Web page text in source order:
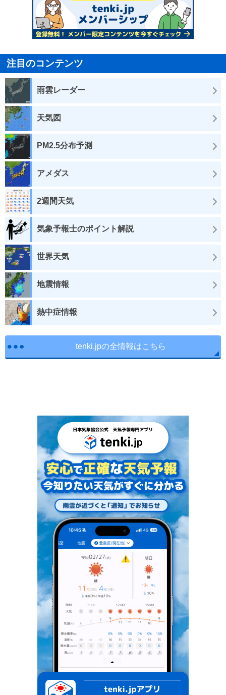
注目のコンテンツ
雨雲レーダー
天気図
PM2.5分布予測
アメダス
2週間天気
気象予報士のポイント解説
世界天気
地震情報
熱中症情報
tenki.jpの全情報はこちら